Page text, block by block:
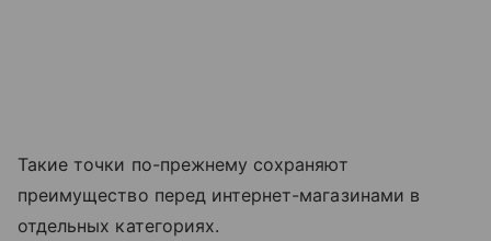
Такие точки по-прежнему сохраняют
преимущество перед интернет-магазинами в
отдельных категориях.